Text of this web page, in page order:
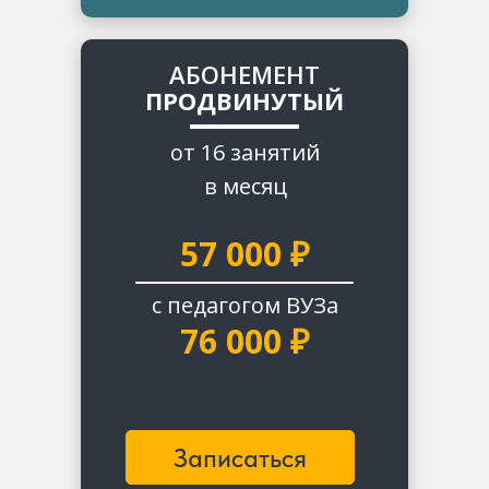
АБОНЕМЕНТ
ПРОДВИНУТЫЙ
57 000 ₽
с педагогом ВУЗа
76 000 ₽
Записаться
от 16 занятий
в месяц